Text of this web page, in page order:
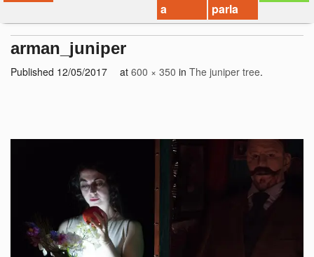
a
parla
arman_juniper
Published 12/05/2017 at 600 × 350 in The juniper tree.